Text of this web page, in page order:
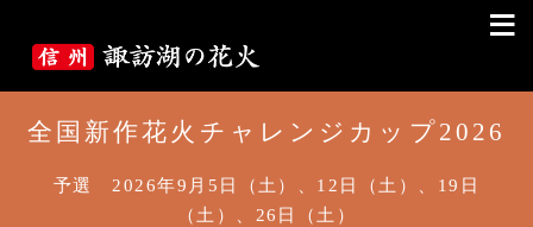
≡
全国新作花火チャレンジカップ2026
予選 2026年9月5日（土）、12日（土）、19日
（土）、26日（土）